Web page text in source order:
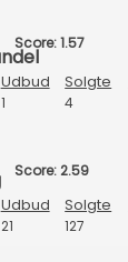
Score: 1.57
Udbud Solgte
1 4
Score: 2.59
Udbud Solgte
21 127